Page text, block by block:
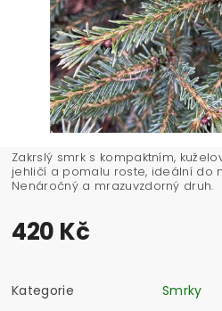
Zakrslý smrk s kompaktním,
jehličí a pomalu roste, ideální do
Nenáročný a mrazuvzdorný druh.
420 Kč
Kategorie
Smrky